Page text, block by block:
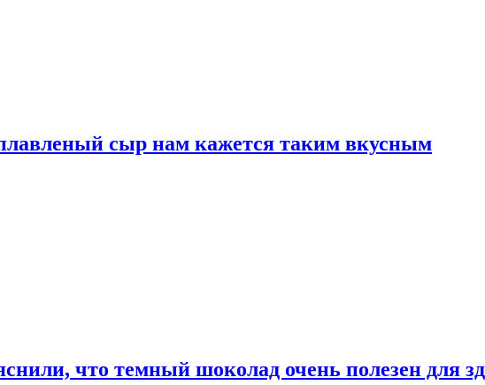
сыр нам кажется таким вкусным
что темный шоколад очень полезен для